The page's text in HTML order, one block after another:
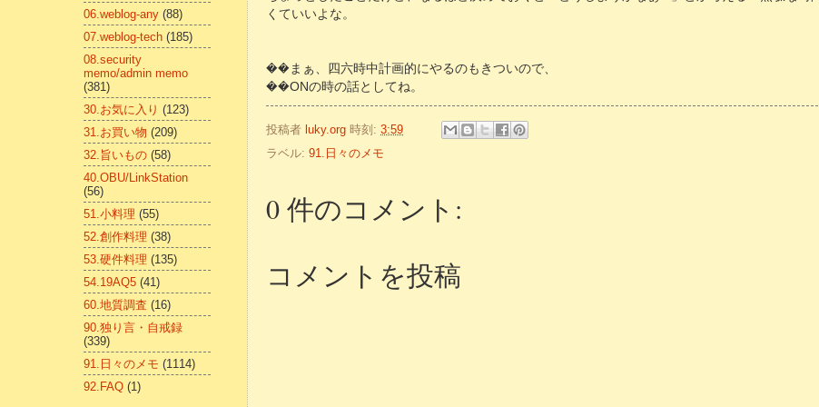
くていいよな。
��まぁ、四六時中計画的にやるのもきついので、
��ONの時の話としてね。
投稿者 luky.org 時刻: 3:59
ラベル: 91.日々のメモ
0 件のコメント:
コメントを投稿
06.weblog-any (88)
07.weblog-tech (185)
08.security
memo/admin memo
(381)
30.お気に入り (123)
31.お買い物 (209)
32.旨いもの (58)
40.OBU/LinkStation
(56)
51.小料理 (55)
52.創作料理 (38)
53.硬件料理 (135)
54.19AQ5 (41)
60.地質調査 (16)
90.独り言・自戒録
(339)
91.日々のメモ (1114)
92.FAQ (1)